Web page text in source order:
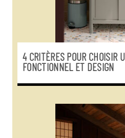
4 CRITÈRES POUR CHOISIR
FONCTIONNEL ET DESIGN